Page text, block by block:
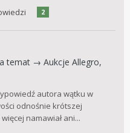
2
temat → Aukcje Allegro,
autora wątku w
odnośnie krótszej
namawiał ani...